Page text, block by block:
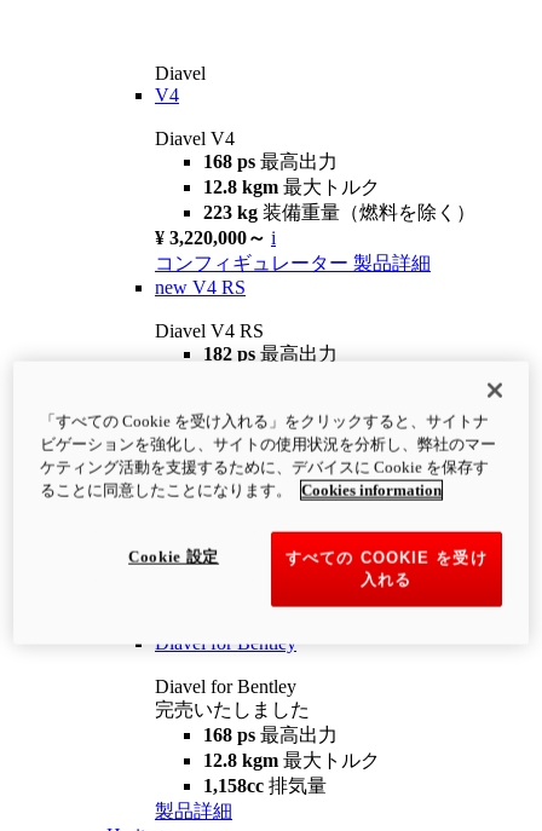
Diavel
V4
Diavel V4
168 ps 最高出力
12.8 kgm 最大トルク
223 kg 装備重量（燃料を除く）
¥ 3,220,000～ i
コンフィギュレーター 製品詳細
new V4 RS
Diavel V4 RS
182 ps 最高出力
¥4,400,000 i
コンフィギュレーター 製品詳細
newV4 RS 100
12.2 kgm
最大トルク
装備重量（燃料を除く）
Diavel for Bentley
Diavel for Bentley
完売いたしました
168 ps 最高出力
12.8 kgm 最大トルク
1,158cc 排気量
製品詳細
「すべての Cookie を受け入れる」をクリックすると、サイトナ
ビゲーションを強化し、サイトの使用状況を分析し、弊社のマー
ケティング活動を支援するために、デバイスに Cookie を保存す
ることに同意したことになります。
Cookies information
すべての COOKIE を受け
入れる
Cookie 設定